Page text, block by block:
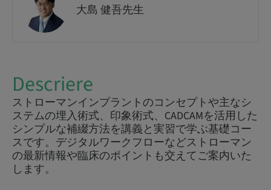
大島 健吾先生
Descriere
ストローマンインプラントのコンセプトや主なシ
ステムの埋入術式、印象術式、CADCAMを活用した
シンプルな補綴方法を講義と実習で学ぶ基礎コー
スです。デジタルワークフローなどストローマン
の最新情報や臨床のポイントも交えてご案内いた
します。